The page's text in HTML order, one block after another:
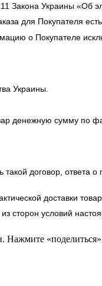
11 Закона Украины «Об
для Покупателя
о Покупателе
Украины.
денежную сумму по
договор, ответа
доставки
сторон условий